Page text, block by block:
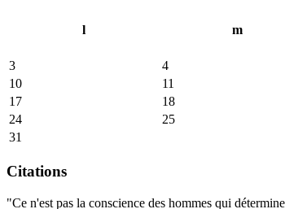
l
m
3
4
10
11
17
18
24
25
31
Citations
"Ce n'est pas la conscience des hommes qui